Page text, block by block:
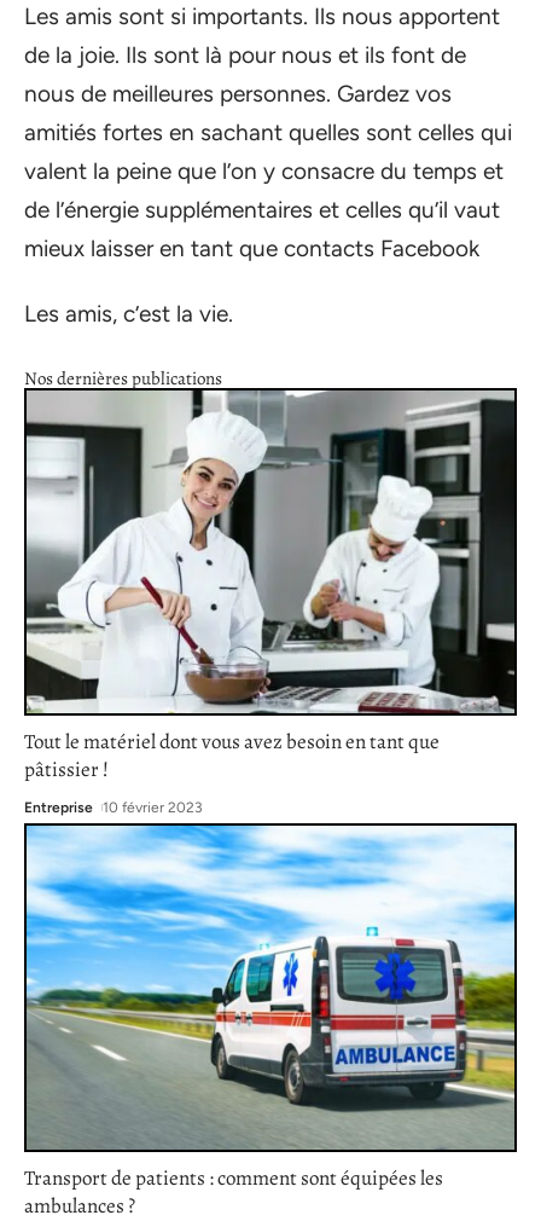
Les amis sont si importants. Ils nous apportent
de la joie. Ils sont là pour nous et ils font de
nous de meilleures personnes. Gardez vos
amitiés fortes en sachant quelles sont celles qui
valent la peine que l’on y consacre du temps et
de l’énergie supplémentaires et celles qu’il vaut
mieux laisser en tant que contacts Facebook
Les amis, c’est la vie.
Nos dernières publications
Tout le matériel dont vous avez besoin en tant que
pâtissier !
Entreprise 10 février 2023
Transport de patients : comment sont équipées les
ambulances ?